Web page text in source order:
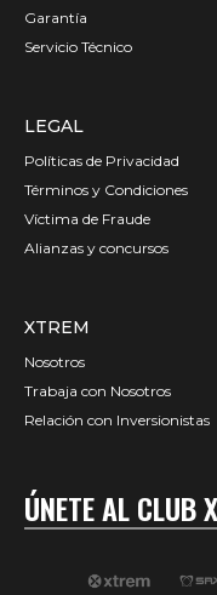
Garantía
Servicio Técnico
LEGAL
Políticas de Privacidad
Términos y Condiciones
Víctima de Fraude
Alianzas y concursos
XTREM
Nosotros
Trabaja con Nosotros
Relación con Inversionistas
ÚNETE AL CLUB